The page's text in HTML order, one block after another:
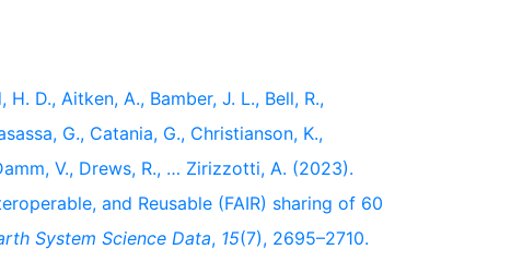
D., Aitken, A., Bamber, J. L., Bell, R.,
G., Catania, G., Christianson, K.,
V., Drews, R., … Zirizzotti, A. (2023).
and Reusable (FAIR) sharing of 60
System Science Data, 15(7), 2695–2710.